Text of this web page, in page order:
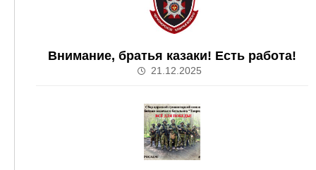
Внимание, братья казаки! Есть работа!
21.12.2025